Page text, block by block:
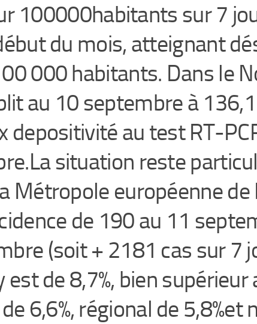
100000habitants sur 7
du mois, atteignant
000 habitants. Dans le
au 10 septembre à
depositivité au test RT-
situation reste
Métropole européenne de
de 190 au 11
(soit + 2181 cas sur 7
de 8,7%, bien supérieur
6,6%, régional de 5,8%et